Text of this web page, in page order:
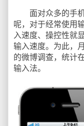
面对众多的手机
呢，对于经常使用
入速度、操控性就
输入速度。为此，
的微博调查，统计
输入法。